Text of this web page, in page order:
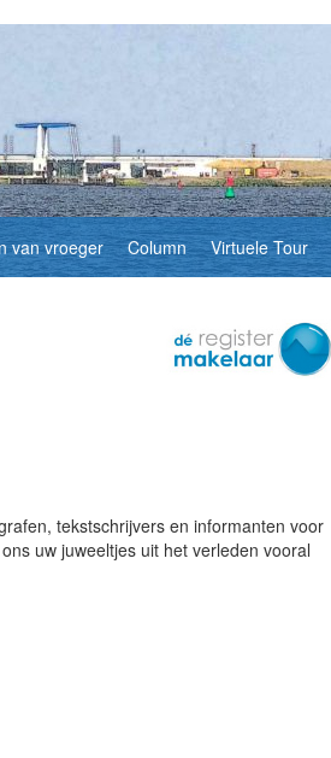
van vroeger Column Virtuele Tour
tekstschrijvers en informanten voor
uw juweeltjes uit het verleden vooral